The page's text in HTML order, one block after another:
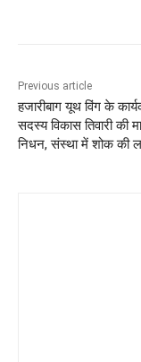
Previous article
हजारीबाग यूथ विंग के
सदस्य विकास तिवारी की
निधन, संस्था में शोक की